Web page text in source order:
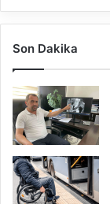
Son Dakika